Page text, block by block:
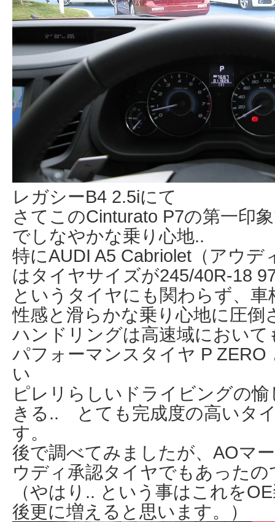
レガシーB4 2.5iにて
さてこのCinturato P7の第一印
でしなやかな乗り心地..
特にAUDI A5 Cabriolet（アウデ
はタイヤサイズが245/40R-18
というタイヤにも関わらず、
性感と滑らかな乗り心地に圧倒
ハンドリングは高速域におい
パフォーマンスタイヤ P ZERO
い
ピレリらしいドライビングの
きる.. とても完成度の高いタ
す。
後で調べてみましたが、AOマ
ウディ承認タイヤでもあった
（やはり.. という事はこれを
後更に増えると思います。）